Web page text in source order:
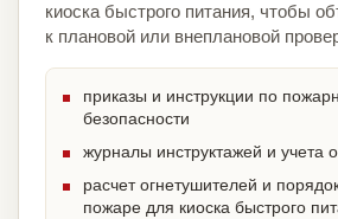
киоска быстрого питания, чтобы
к плановой или внеплановой
приказы и инструкции по
безопасности
журналы инструктажей и учета
расчет огнетушителей и
пожаре для киоска быстрого